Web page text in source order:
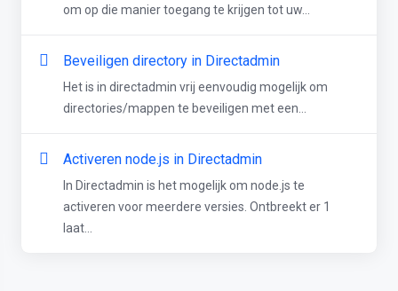
om op die manier toegang te krijgen tot uw...
Beveiligen directory in Directadmin
Het is in directadmin vrij eenvoudig mogelijk om
directories/mappen te beveiligen met een...
Activeren node.js in Directadmin
In Directadmin is het mogelijk om node.js te
activeren voor meerdere versies. Ontbreekt er 1
laat...